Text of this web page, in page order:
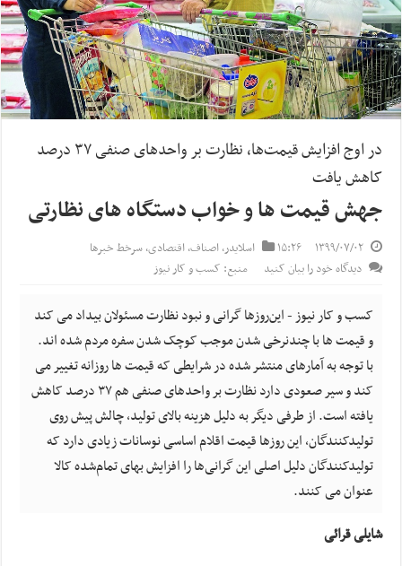
در اوج افزایش قیمت‌ها، نظارت بر واحدهای صنفی ۳۷ درصد
کاهش یافت
جهش قیمت ها و خواب دستگاه های نظارتی
۱۳۹۹/۰۷/۰۲ ۱۵:۲۶ اسلایدر,اصناف,اقتصادی,سرخط خبرها
دیدگاه خود را بیان کنید
منبع: کسب و کار نیوز
کسب و کار نیوز - این‌روزها گرانی و نبود نظارت مسئولان بیداد می کند
و قیمت ها با چندنرخی شدن موجب کوچک شدن سفره مردم شده اند.
با توجه به آمارهای منتشر شده در شرایطی که قیمت ها روزانه تغییر می
کند و سیر صعودی دارد نظارت بر واحدهای صنفی هم ۳۷ درصد کاهش
یافته است. از طرفی دیگر به دلیل هزینه بالای تولید، چالش پیش روی
تولیدکنندگان، این روزها قیمت اقلام اساسی نوسانات زیادی دارد که
تولیدکنندگان دلیل اصلی این گرانی‌ها را افزایش بهای تمام‌شده کالا
عنوان می کنند.
شایلی قرائی